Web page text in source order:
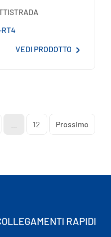
RT4
VEDI PRODOTTO
12 Prossimo
RAPIDI